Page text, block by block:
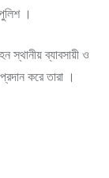
।
স্থানীয় ব্যাবসায়ী ও
করে তারা ।